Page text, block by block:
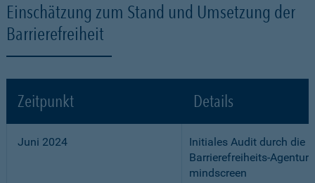
Einschätzung zum Stand und Umsetzung der
Barrierefreiheit
Zeitpunkt Details
Juni 2024
Initiales Audit durch die
Barrierefreiheits-Agentur
mindscreen